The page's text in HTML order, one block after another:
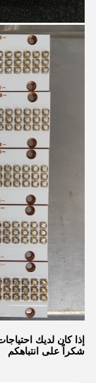
إذا كان لديك
شكراً على انتباهكم